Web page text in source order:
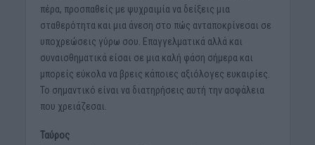
πέρα, προσπαθείς με ψυχραιμία να δείξεις μια
σταθερότητα και μια άνεση στο πώς ανταποκρίνεσαι σε
υποχρεώσεις γύρω σου. Επαγγελματικά αλλά και
συναισθηματικά είσαι σε μια καλή φάση σήμερα και
μπορείς εύκολα να βρεις κάποιες αξιόλογες ευκαιρίες.
Το σημαντικό είναι να διατηρήσεις αυτή την ασφάλεια
που χρειάζεσαι.
Ταύρος